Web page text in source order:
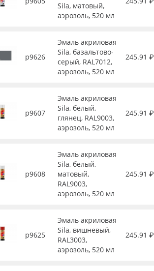
Sila, матовый,
аэрозоль, 520 мл
р9626
Эмаль акриловая
Sila, базальтово-
серый, RAL7012,
аэрозоль, 520 мл
245.91 ₽
р9607
Эмаль акриловая
Sila, белый,
глянец, RAL9003,
аэрозоль, 520 мл
245.91 ₽
р9608
Эмаль акриловая
Sila, белый,
матовый,
RAL9003,
аэрозоль, 520 мл
245.91 ₽
р9625
Эмаль акриловая
Sila, вишневый,
RAL3003,
аэрозоль, 520 мл
245.91 ₽